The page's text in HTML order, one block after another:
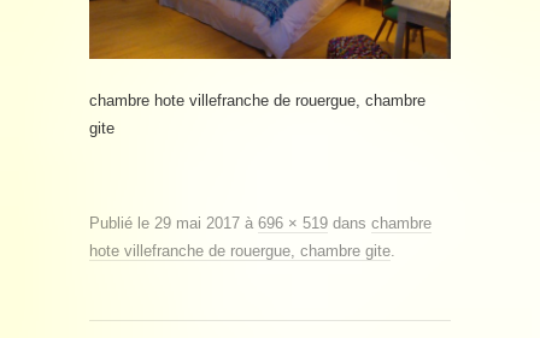
chambre hote villefranche de rouergue, chambre
gite
Publié le 29 mai 2017 à 696 × 519 dans chambre
hote villefranche de rouergue, chambre gite